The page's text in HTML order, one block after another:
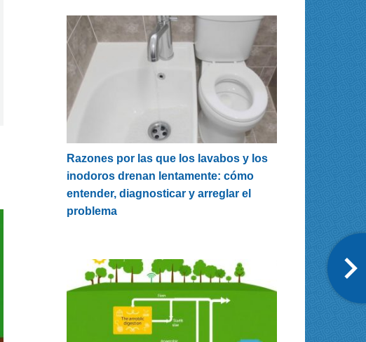
Razones por las que los lavabos y los
inodoros drenan lentamente: cómo
entender, diagnosticar y arreglar el
problema